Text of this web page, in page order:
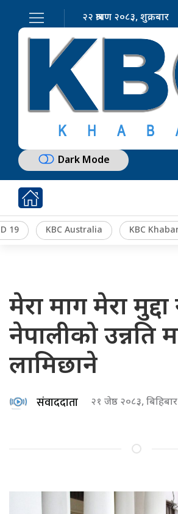
२२ श्रावण २०८३, शुक्रबार
Dark Mode
19 KBC Australia KBC
मेरा माग मेरा
नेपालीको उन्नति
लामिछाने
संवाददाता २१ जेष्ठ २०८३,